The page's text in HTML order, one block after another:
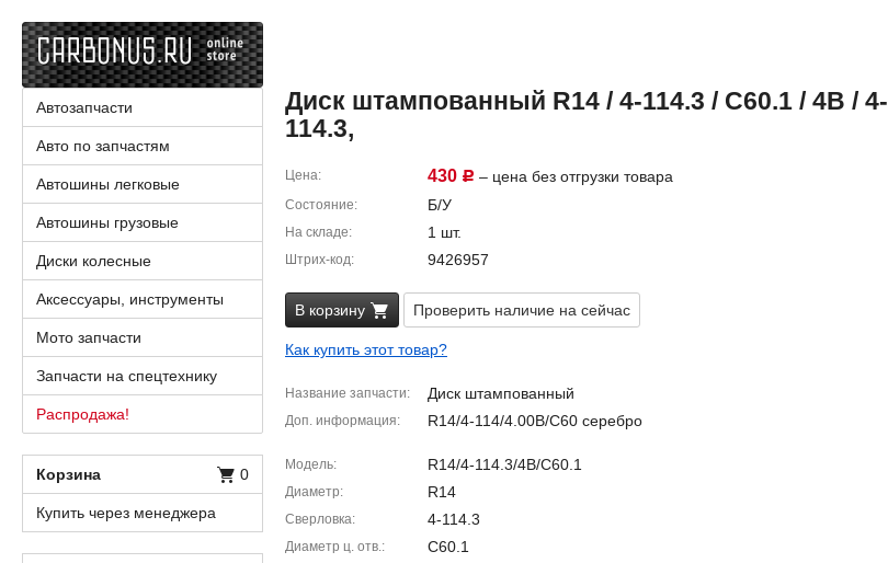
Диск штампованный R14 / 4-114.3 / C60.1 / 4B / 4-
114.3,
Цена 430 Р – цена без отгрузки товара
Состояние Б/У
На складе 1 шт.
Штрих-код 9426957
В корзину Проверить наличие на сейчас
Как купить этот товар?
Название запчасти Диск штампованный
Доп. информация R14/4-114/4.00B/C60 серебро
Модель R14/4-114.3/4B/C60.1
Диаметр R14
Сверловка 4-114.3
Диаметр ц. отв. C60.1
Автозапчасти
Авто по запчастям
Автошины легковые
Автошины грузовые
Диски колесные
Аксессуары, инструменты
Мото запчасти
Запчасти на спецтехнику
Распродажа!
Корзина 0
Купить через менеджера